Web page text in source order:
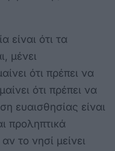
είναι ότι τα
μένει
ότι πρέπει να
ότι πρέπει να
ευαισθησίας είναι
προληπτικά
το νησί μείνει